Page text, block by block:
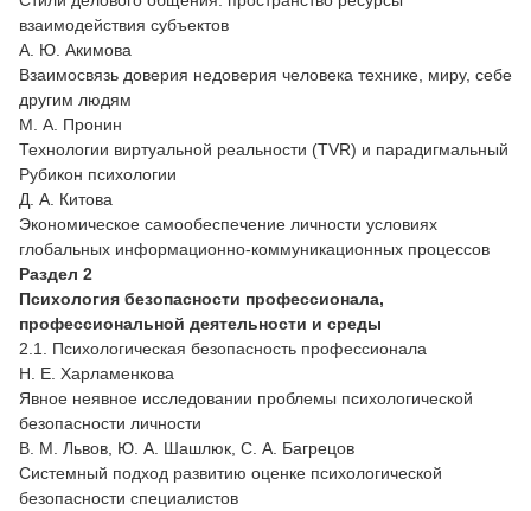
взаимодействия субъектов
А. Ю. Акимова
Взаимосвязь доверия недоверия человека технике, миру, себе
другим людям
М. А. Пронин
Технологии виртуальной реальности (TVR) и парадигмальный
Рубикон психологии
Д. А. Китова
Экономическое самообеспечение личности условиях
глобальных информационно-коммуникационных процессов
Раздел 2
Психология безопасности профессионала,
профессиональной деятельности и среды
2.1. Психологическая безопасность профессионала
Н. Е. Харламенкова
Явное неявное исследовании проблемы психологической
безопасности личности
В. М. Львов, Ю. А. Шашлюк, С. А. Багрецов
Системный подход развитию оценке психологической
безопасности специалистов